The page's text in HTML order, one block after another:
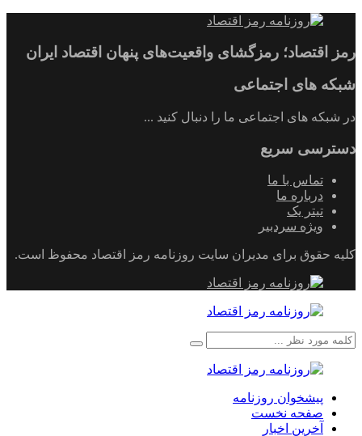
رمز اقتصاد؛ رمزگشای واقعیت‌های پنهان اقتصاد ایران
شبکه های اجتماعی
در شبکه های اجتماعی ما را دنبال کنید ...
دسترسی سریع
تماس با ما
درباره ما
تیتر یک
ویژه سردبیر
کلیه حقوق برای مدیران سایت روزنامه رمز اقتصاد محفوظ است.
پیشخوان روزنامه
صفحه نخست
آخرین اخبار